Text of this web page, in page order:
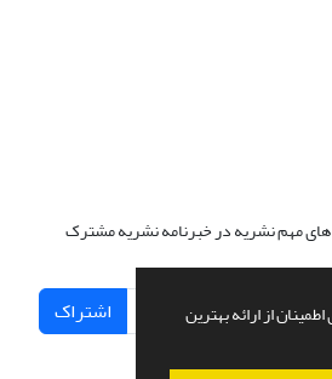
از ارائه بهترین
های مهم نشریه در خبرنامه نشریه مشترک
اشتراک